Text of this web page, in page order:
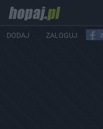
DODAJ ZALOGUJ